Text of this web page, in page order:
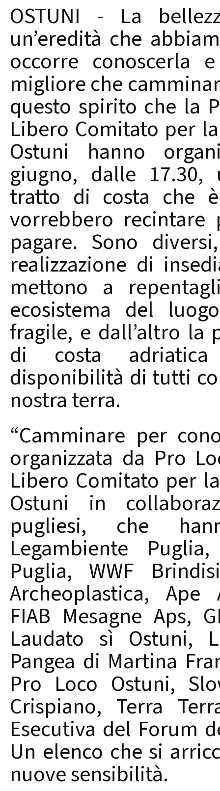
OSTUNI - La
un’eredità che
occorre conoscerla
migliore che
questo spirito che la
Libero Comitato per
Ostuni hanno
giugno, dalle 17.30,
tratto di costa che
vorrebbero
pagare. Sono
realizzazione di
mettono a
ecosistema del
fragile, e dall’altro la
di costa
disponibilità di tutti
nostra terra.
“Camminare per
organizzata da Pro
Libero Comitato per
Ostuni in
pugliesi, che
Legambiente
Puglia, WWF
Archeoplastica, Ape
FIAB Mesagne Aps,
Laudato sì Ostuni,
Pangea di Martina
Pro Loco Ostuni,
Crispiano, Terra
Esecutiva del Forum
Un elenco che si
nuove sensibilità.